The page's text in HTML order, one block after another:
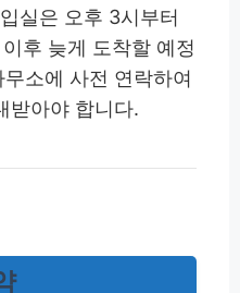
실은 오후 3시부터
후 늦게 도착할 예정
소에 사전 연락하여
받아야 합니다.